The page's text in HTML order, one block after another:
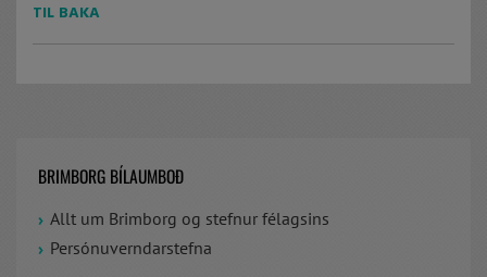
TIL BAKA
BRIMBORG BÍLAUMBOÐ
Allt um Brimborg og stefnur félagsins
Persónuverndarstefna